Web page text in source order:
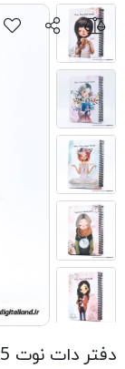
دفتر دات نوت Girls A5